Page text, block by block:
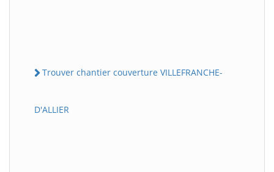
Trouver chantier couverture VILLEFRANCHE-
D'ALLIER